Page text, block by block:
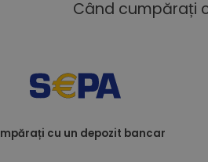
Când cumpărați
cu un depozit bancar